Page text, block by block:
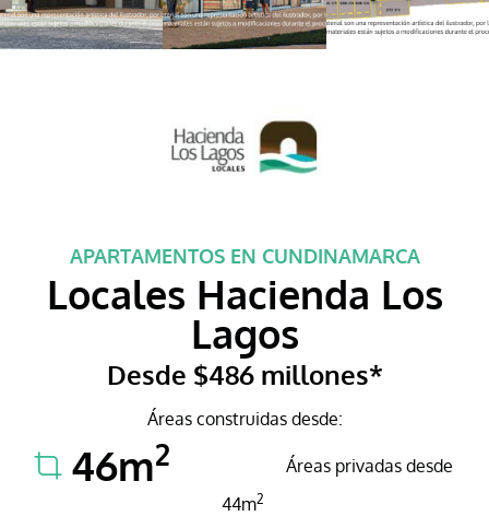
APARTAMENTOS EN CUNDINAMARCA
Locales Hacienda Los
Lagos
Desde $486 millones*
Áreas construidas desde:
46m2
Áreas privadas desde
44m2